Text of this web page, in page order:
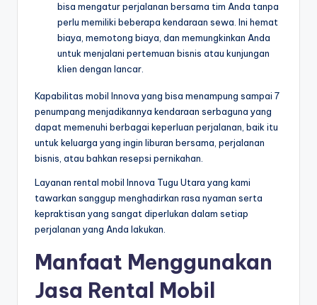
bisa mengatur perjalanan bersama tim Anda tanpa
perlu memiliki beberapa kendaraan sewa. Ini hemat
biaya, memotong biaya, dan memungkinkan Anda
untuk menjalani pertemuan bisnis atau kunjungan
klien dengan lancar.
Kapabilitas mobil Innova yang bisa menampung sampai 7
penumpang menjadikannya kendaraan serbaguna yang
dapat memenuhi berbagai keperluan perjalanan, baik itu
untuk keluarga yang ingin liburan bersama, perjalanan
bisnis, atau bahkan resepsi pernikahan.
Layanan rental mobil Innova Tugu Utara yang kami
tawarkan sanggup menghadirkan rasa nyaman serta
kepraktisan yang sangat diperlukan dalam setiap
perjalanan yang Anda lakukan.
Manfaat Menggunakan
Jasa Rental Mobil